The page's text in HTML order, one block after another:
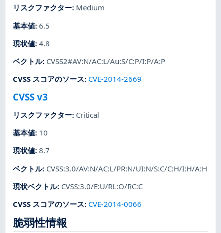
リスクファクター: Medium
基本値:6.5
現状値:4.8
ベクトル: CVSS2#AV:N/AC:L/Au:S/C:P/I:P/A:P
CVSS スコアのソース: CVE-2014-2669
CVSS v3
リスクファクター: Critical
基本値: 10
現状値:8.7
ベクトル: CVSS:3.0/AV:N/AC:L/PR:N/UI:N/S:C/C:H/I:H/A:H
現状ベクトル: CVSS:3.0/E:U/RL:O/RC:C
CVSS スコアのソース: CVE-2014-0066
脆弱性情報